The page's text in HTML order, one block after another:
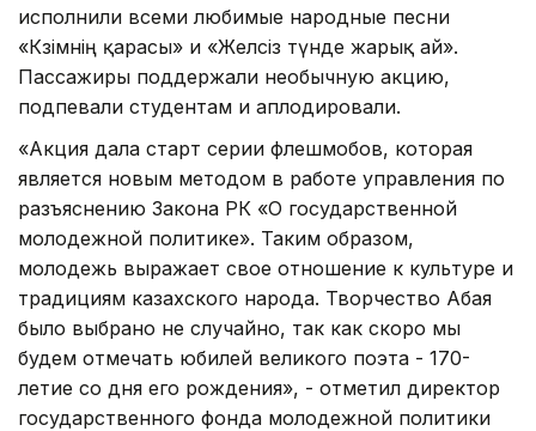
исполнили всеми любимые народные песни
«Көзімнің қарасы» и «Желсіз түнде жарық ай».
Пассажиры поддержали необычную акцию,
подпевали студентам и аплодировали.
«Акция дала старт серии флешмобов, которая
является новым методом в работе управления по
разъяснению Закона РК «О государственной
молодежной политике». Таким образом,
молодежь выражает свое отношение к культуре и
традициям казахского народа. Творчество Абая
было выбрано не случайно, так как скоро мы
будем отмечать юбилей великого поэта - 170-
летие со дня его рождения», - отметил директор
государственного фонда молодежной политики